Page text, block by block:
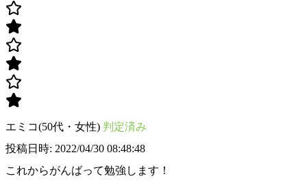
エミコ(50代・女性) 判定済み
投稿日時: 2022/04/30 08:48:48
これからがんばって勉強します！